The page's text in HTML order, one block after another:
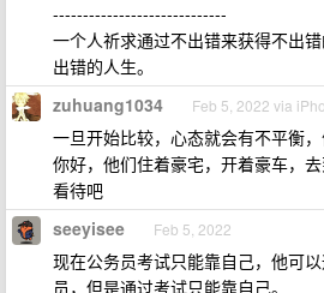
-----------------------------
一个人祈求通过不出错来获得不出
出错的人生。
zuhuang1034 Feb 5, 2022 via
一旦开始比较，心态就会有不平衡
你好，他们住着豪宅，开着豪车，
看待吧
seeyisee Feb 5, 2022
现在公务员考试只能靠自己，他可
员，但是通过考试只能靠自己。